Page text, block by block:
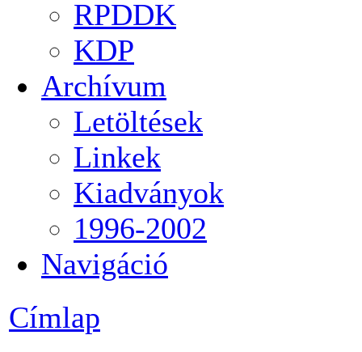
RPDDK
KDP
Archívum
Letöltések
Linkek
Kiadványok
1996-2002
Navigáció
Címlap